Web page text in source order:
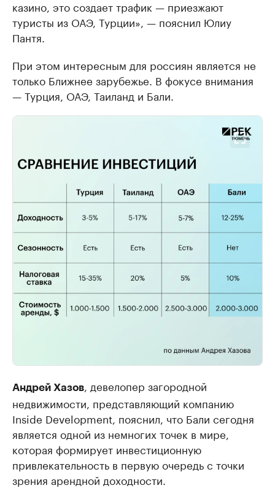
казино, это создает трафик — приезжают
туристы из ОАЭ, Турции», — пояснил Юлиу
Пантя.
При этом интересным для россиян является не
только Ближнее зарубежье. В фокусе внимания
— Турция, ОАЭ, Таиланд и Бали.
Андрей Хазов
, девелопер загородной
недвижимости, представляющий компанию
Inside Development, пояснил, что Бали сегодня
является одной из немногих точек в мире,
которая формирует инвестиционную
привлекательность в первую очередь с точки
зрения арендной доходности.